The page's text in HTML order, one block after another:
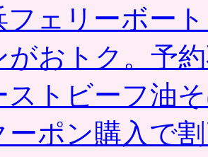
フェリーボー
がおトク。予
ストビーフ油
ーポン購入で